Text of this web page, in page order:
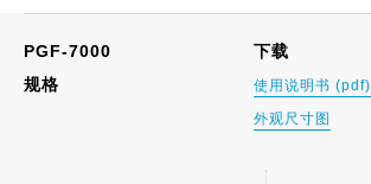
PGF-7000
规格
下载
使用说明书 (pdf)
外观尺寸图